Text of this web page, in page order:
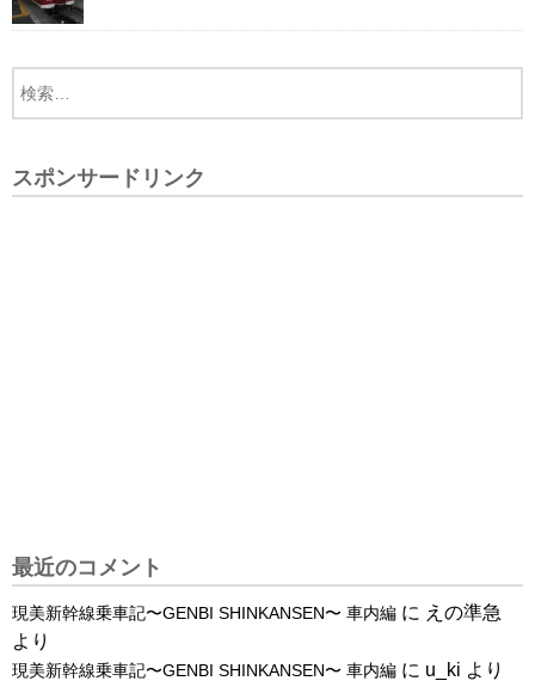
スポンサードリンク
最近のコメント
現美新幹線乗車記〜GENBI SHINKANSEN〜 車内編 に えの準急
より
現美新幹線乗車記〜GENBI SHINKANSEN〜 車内編 に u_ki より